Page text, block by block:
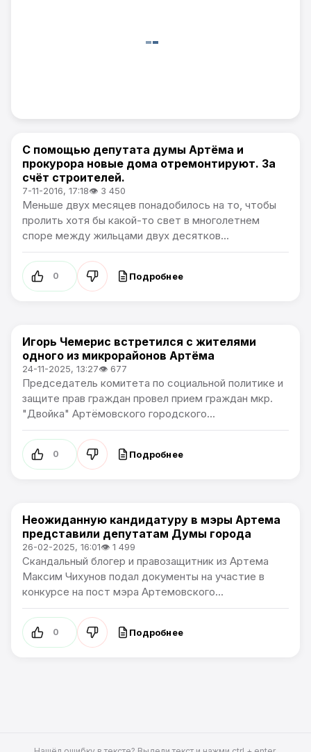
Политика
С помощью депутата думы Артёма и
прокурора новые дома отремонтируют. За
счёт строителей.
7-11-2016, 17:18👁 3 450
Меньше двух месяцев понадобилось на то, чтобы
пролить хотя бы какой-то свет в многолетнем
споре между жильцами двух десятков...
0 Подробнее
Политика
Игорь Чемерис встретился с жителями
одного из микрорайонов Артёма
24-11-2025, 13:27👁 677
Председатель комитета по социальной политике и
защите прав граждан провел прием граждан мкр.
"Двойка" Артёмовского городского...
0 Подробнее
Политика
Неожиданную кандидатуру в мэры Артема
представили депутатам Думы города
26-02-2025, 16:01👁 1 499
Скандальный блогер и правозащитник из Артема
Максим Чихунов подал документы на участие в
конкурсе на пост мэра Артемовского...
0 Подробнее